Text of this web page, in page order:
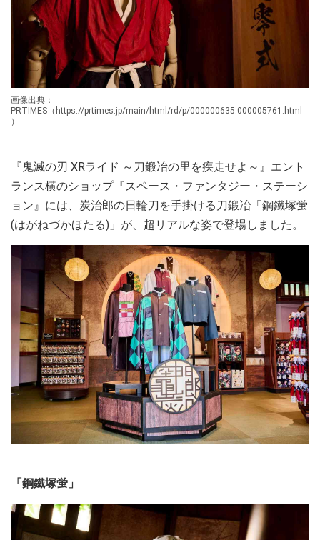
画像出典：
PRTIMES（https://prtimes.jp/main/html/rd/p/000000635.000005761.html
）
『鬼滅の刃 XRライド ～刀鍛冶の里を疾走せよ～』エント
ランス横のショップ『スペース・ファンタジー・ステーシ
ョン』には、炭治郎の日輪刀を手掛ける刀鍛冶「鋼鐵塚蛍
(はがねづかほたる)」が、超リアルな姿で登場しました。
「鋼鐵塚蛍」